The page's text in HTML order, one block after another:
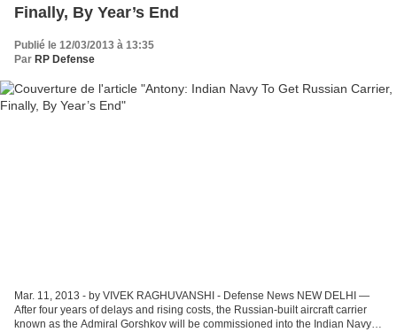
Finally, By Year’s End
Publié le 12/03/2013 à 13:35
Par RP Defense
Mar. 11, 2013 - by VIVEK RAGHUVANSHI - Defense News NEW DELHI —
After four years of delays and rising costs, the Russian-built aircraft carrier
known as the Admiral Gorshkov will be commissioned into the Indian Navy’s